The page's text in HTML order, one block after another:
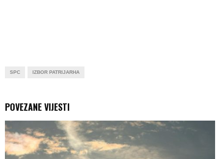
SPC IZBOR PATRIJARHA
POVEZANE VIJESTI